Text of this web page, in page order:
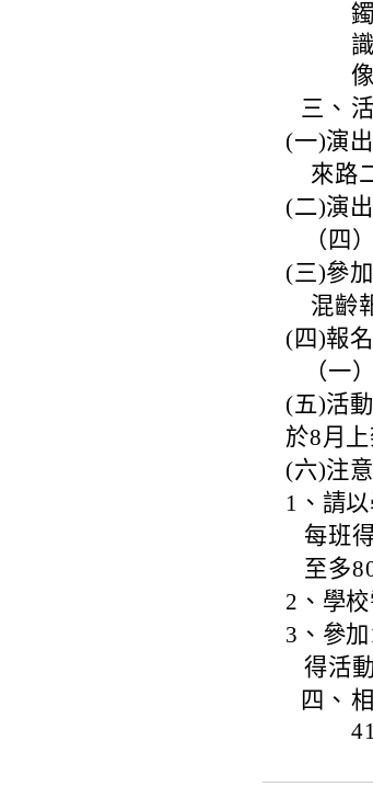
三、
(一)演
來路
(二)演
（四
(三)參
混齡
(四)報
（一
(五)活
於8月上
(六)注
1、請
每班
至多
2、學
3、參
得活
四、